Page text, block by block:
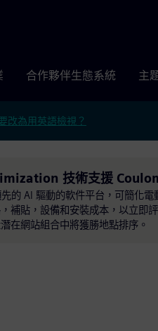
合作夥伴生態系統 主
改為用英語檢視？
技術支援
的 AI 驅動的軟件平台，可簡化
補貼，設備和安裝成本，以立即
在網站組合中將獲勝地點排序。